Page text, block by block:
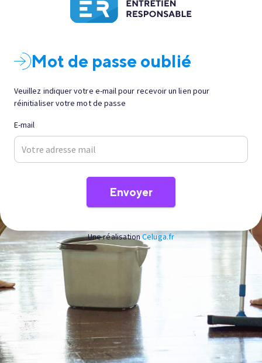
Mot de passe oublié
Veuillez indiquer votre e-mail pour recevoir un lien pour
réinitialiser votre mot de passe
E-mail
Une réalisationCeluga.fr